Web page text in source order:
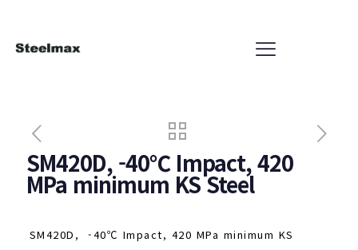
SM420D, -40℃ Impact, 420
MPa minimum KS Steel
SM420D, -40℃ Impact, 420 MPa minimum KS